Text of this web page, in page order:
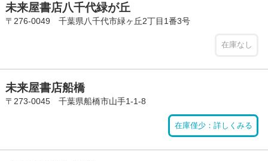
未来屋書店八千代緑が丘
〒276-0049 千葉県八千代市緑ヶ丘2丁目1番3号
在庫なし
未来屋書店船橋
〒273-0045 千葉県船橋市山手1-1-8
在庫僅少：詳しくみる